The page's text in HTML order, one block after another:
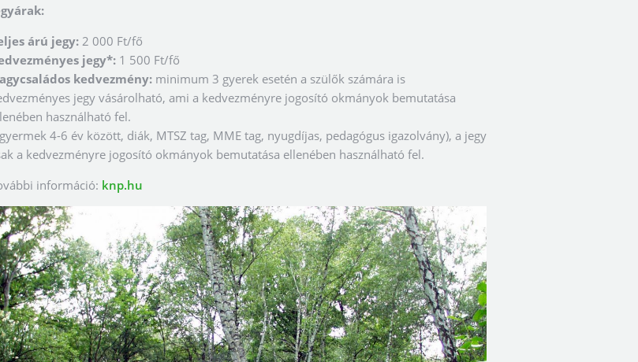
árú jegy:2 000 Ft/fő
jegy*: 1 500 Ft/fő
kedvezmény: minimum 3 gyerek esetén a szülők számára is
jegy vásárolható, ami a kedvezményre jogosító okmányok bemutatása
használható fel.
4-6 év között, diák, MTSZ tag, MME tag, nyugdíjas, pedagógus igazolvány), a jegy
a kedvezményre jogosító okmányok bemutatása ellenében használható fel.
információ: knp.hu